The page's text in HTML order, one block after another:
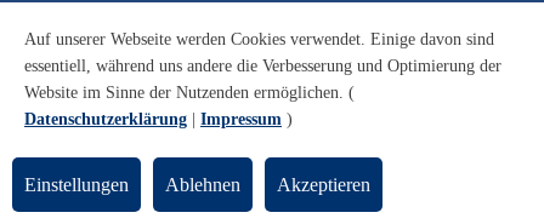
WoC Lab
Spanische Black Diaspora
Promotionen
Habilitationen
Nachwuchsförderung
Forschungszentren
Studienkommission
TnL
Auf unserer Webseite werden Cookies verwendet. Einige davon sind
essentiell, während uns andere die Verbesserung und Optimierung der
Website im Sinne der Nutzenden ermöglichen. (
Datenschutzerklärung
Impressum )
Einstellungen Ablehnen Akzeptieren